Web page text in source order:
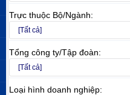
Trực thuộc Bộ/Ngành:
Tổng công ty/Tập đoàn:
Loại hình doanh nghiệp: